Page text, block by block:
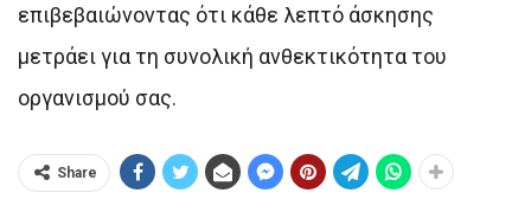
επιβεβαιώνοντας ότι κάθε λεπτό άσκησης
μετράει για τη συνολική ανθεκτικότητα του
οργανισμού σας.
Share